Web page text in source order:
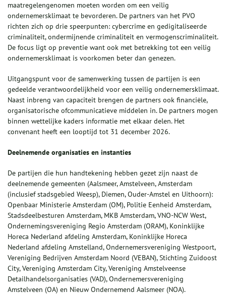
maatregelengenomen moeten worden om een veilig
ondernemersklimaat te bevorderen. De partners van het PVO
richten zich op drie speerpunten: cybercrime en gedigitaliseerde
criminaliteit, ondermijnende criminaliteit en vermogenscriminaliteit.
De focus ligt op preventie want ook met betrekking tot een veilig
ondernemersklimaat is voorkomen beter dan genezen.
Uitgangspunt voor de samenwerking tussen de partijen is een
gedeelde verantwoordelijkheid voor een veilig ondernemersklimaat.
Naast inbreng van capaciteit brengen de partners ook financiële,
organisatorische ofcommunicatieve middelen in. De partners mogen
binnen wettelijke kaders informatie met elkaar delen. Het
convenant heeft een looptijd tot 31 december 2026.
Deelnemende organisaties en instanties
De partijen die hun handtekening hebben gezet zijn naast de
deelnemende gemeenten (Aalsmeer, Amstelveen, Amsterdam
(inclusief stadsgebied Weesp), Diemen, Ouder-Amstel en Uithoorn):
Openbaar Ministerie Amsterdam (OM), Politie Eenheid Amsterdam,
Stadsdeelbesturen Amsterdam, MKB Amsterdam, VNO-NCW West,
Ondernemingsvereniging Regio Amsterdam (ORAM), Koninklijke
Horeca Nederland afdeling Amsterdam, Koninklijke Horeca
Nederland afdeling Amstelland, Ondernemersvereniging Westpoort,
Vereniging Bedrijven Amsterdam Noord (VEBAN), Stichting Zuidoost
City, Vereniging Amsterdam City, Vereniging Amstelveense
Detailhandelsorganisaties (VAD), Ondernemersvereniging
Amstelveen (OA) en Nieuw Ondernemend Aalsmeer (NOA).